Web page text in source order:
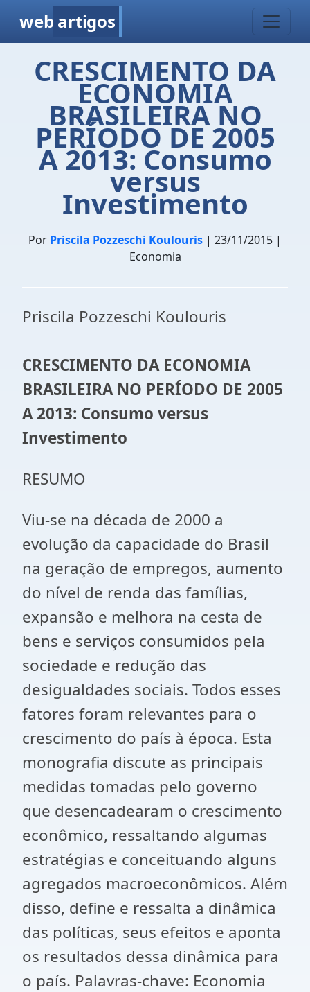
web artigos
CRESCIMENTO DA
ECONOMIA
BRASILEIRA NO
PERÍODO DE 2005
A 2013: Consumo
versus
Investimento
Por Priscila Pozzeschi Koulouris | 23/11/2015 |
Economia
Priscila Pozzeschi Koulouris
CRESCIMENTO DA ECONOMIA
BRASILEIRA NO PERÍODO DE 2005
A 2013: Consumo versus
Investimento
RESUMO
Viu-se na década de 2000 a
evolução da capacidade do Brasil
na geração de empregos, aumento
do nível de renda das famílias,
expansão e melhora na cesta de
bens e serviços consumidos pela
sociedade e redução das
desigualdades sociais. Todos esses
fatores foram relevantes para o
crescimento do país à época. Esta
monografia discute as principais
medidas tomadas pelo governo
que desencadearam o crescimento
econômico, ressaltando algumas
estratégias e conceituando alguns
agregados macroeconômicos. Além
disso, define e ressalta a dinâmica
das políticas, seus efeitos e aponta
os resultados dessa dinâmica para
o país. Palavras-chave: Economia